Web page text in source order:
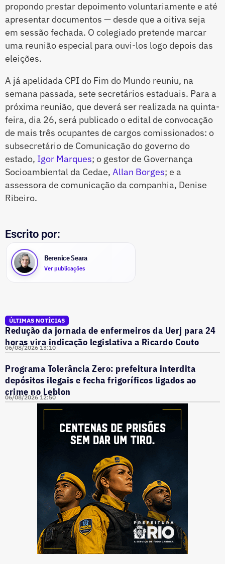
propondo prestar depoimento voluntariamente e até
apresentar documentos — desde que a oitiva seja
em sessão fechada. O colegiado pretende marcar
uma reunião especial para ouvi-los logo depois das
eleições.
A já apelidada CPI do Fim do Mundo reuniu, na
semana passada, sete secretários estaduais. Para a
próxima reunião, que deverá ser realizada na quinta-
feira, dia 26, será publicado o edital de convocação
de mais três ocupantes de cargos comissionados: o
subsecretário de Comunicação do governo do
estado, Igor Marques; o gestor de Governança
Socioambiental da Cedae, Allan Borges; e a
assessora de comunicação da companhia, Denise
Ribeiro.
Escrito por:
Berenice Seara
Ver publicações
ÚLTIMAS NOTÍCIAS
Redução da jornada de enfermeiros da Uerj para 24
horas vira indicação legislativa a Ricardo Couto
06/08/2026 13:10
Programa Tolerância Zero: prefeitura interdita
depósitos ilegais e fecha frigoríficos ligados ao
crime no Leblon
06/08/2026 12:50